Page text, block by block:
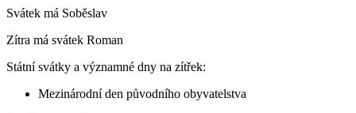
Svátek má Soběslav
Zítra má svátek Roman
Státní svátky a významné dny na zítřek:
Mezinárodní den původního obyvatelstva